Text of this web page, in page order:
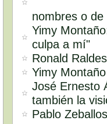
nombres o de
Yimy
culpa a mí"
Ronald
Yimy
José Ernesto
también la
Pablo